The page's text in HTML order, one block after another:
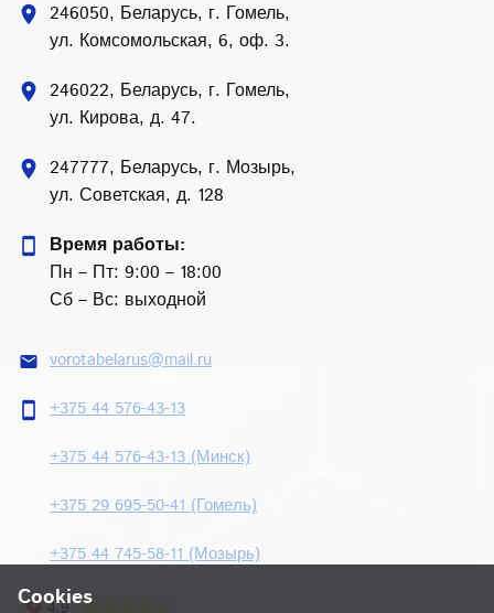
location_on 246050, Беларусь, г. Гомель,
ул. Комсомольская, 6, оф. 3.
location_on 246022, Беларусь, г. Гомель,
ул. Кирова, д. 47.
location_on 247777, Беларусь, г. Мозырь,
ул. Советская, д. 128
smartphone
Время работы:
Пн – Пт: 9:00 – 18:00
Сб – Вс: выходной
email vorotabelarus@mail.ru
smartphone +375 44 576-43-13
+375 44 576-43-13 (Минск)
+375 29 695-50-41 (Гомель)
+375 44 745-58-11 (Мозырь)
Cookies